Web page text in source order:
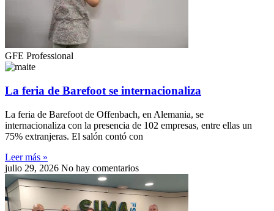
GFE Professional
La feria de Barefoot se internacionaliza
La feria de Barefoot de Offenbach, en Alemania, se
internacionaliza con la presencia de 102 empresas, entre ellas un
75% extranjeras. El salón contó con
Leer más »
julio 29, 2026 No hay comentarios